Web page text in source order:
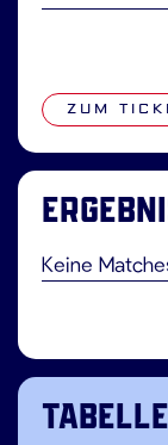
ZUM
Keine
TABELLE